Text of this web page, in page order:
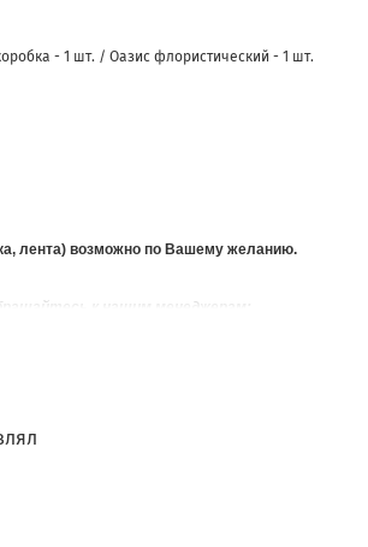
- 1 шт. / Оазис флористический - 1 шт.
лента) возможно по Вашему желанию.
к нашим менеджерам:
355-65-81